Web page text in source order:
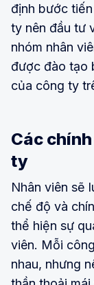
định bước
ty nên đầu tư
nhóm nhân
được đào tạo
của công ty
Các
ty
Nhân viên sẽ
chế độ và
thể hiện sự
viên. Mỗi
nhau, nhưng